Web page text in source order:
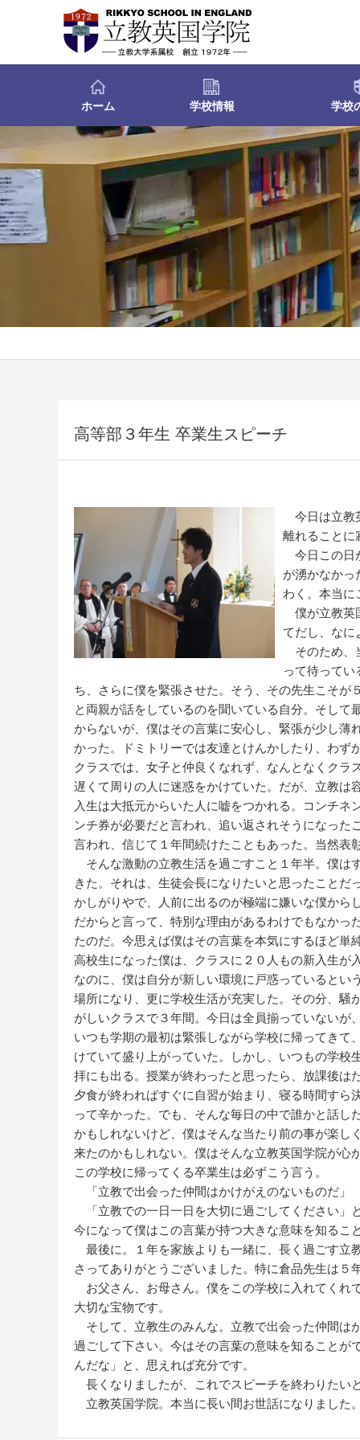
ホーム 学校情報 学校
高等部３年生 卒業生スピーチ
今日は立教
離れることに
今日この日
が湧かなかっ
わく。本当に
僕が立教英
てだし、なに
そのため、
って待って
ち、さらに僕を緊張させた。そう、その先生こそ
と両親が話をしているのを聞いている自分。そし
からないが、僕はその言葉に安心し、緊張が少し薄
かった。ドミトリーでは友達とけんかしたり、わず
クラスでは、女子と仲良くなれず、なんとなくク
遅くて周りの人に迷惑をかけていた。だが、立教
入生は大抵元からいた人に嘘をつかれる。コンチ
ンチ券が必要だと言われ、追い返されそうになった
言われ、信じて１年間続けたこともあった。当然表
そんな激動の立教生活を過ごすこと１年半。僕は
きた。それは、生徒会長になりたいと思ったこと
かしがりやで、人前に出るのが極端に嫌いな僕から
だからと言って、特別な理由があるわけでもなか
たのだ。今思えば僕はその言葉を本気にするほど単
高校生になった僕は、クラスに２０人もの新入生
なのに、僕は自分が新しい環境に戸惑っていると
場所になり、更に学校生活が充実した。その分、騒
がしいクラスで３年間。今日は全員揃っていないが
いつも学期の最初は緊張しながら学校に帰ってき
けていて盛り上がっていた。しかし、いつもの学
拝にも出る。授業が終わったと思ったら、放課後は
夕食が終わればすぐに自習が始まり、寝る時間す
って辛かった。でも、そんな毎日の中で誰かと話し
かもしれないけど、僕はそんな当たり前の事が楽し
来たのかもしれない。僕はそんな立教英国学院が心
この学校に帰ってくる卒業生は必ずこう言う。
「立教で出会った仲間はかけがえのないものだ」
「立教での一日一日を大切に過ごしてください」と
今になって僕はこの言葉が持つ大きな意味を知るこ
最後に。１年を家族よりも一緒に、長く過ごす立
さってありがとうございました。特に倉品先生は５
お父さん、お母さん。僕をこの学校に入れてくれ
大切な宝物です。
そして、立教生のみんな。立教で出会った仲間は
過ごして下さい。今はその言葉の意味を知ることが
んだな」と、思えれば充分です。
長くなりましたが、これでスピーチを終わりたい
立教英国学院。本当に長い間お世話になりました